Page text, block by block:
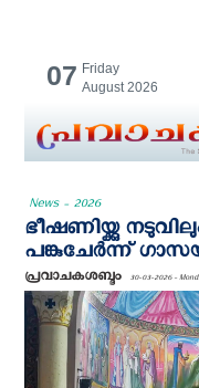
07 Friday
August 2026
News - 2026
ഭീഷണിയ്ക്കു
പങ്കുചേര്‍ന്ന്
പ്രവാചകശബ്ദം 30-03-2026 -